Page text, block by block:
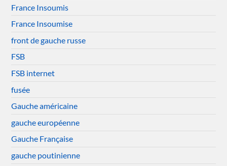
France Insoumis
France Insoumise
front de gauche russe
FSB
FSB internet
fusée
Gauche américaine
gauche européenne
Gauche Française
gauche poutinienne